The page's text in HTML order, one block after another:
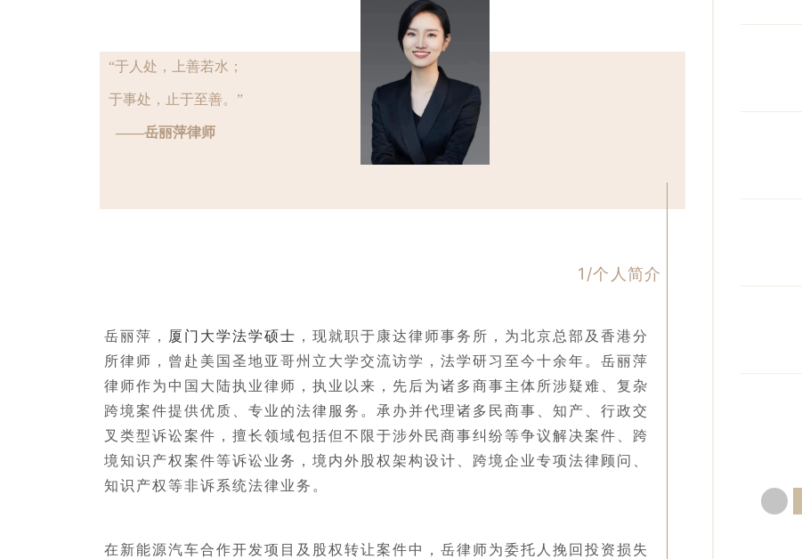
“于人处， 上善若水；
于事处， 止于至善。 ”
——岳丽萍律师
1/个 人 简介
岳丽萍， 厦门大学法学硕士 ，现就职于康达律师事务所，为北京总部及香港分
所律师，曾赴美国圣地亚哥州立大学交流访学，法学研习至今十余年。岳丽萍
律师作为中国大陆执业律师，执业以来，先后为诸多商事主体所涉疑难、复杂
跨境案件提供优质、专业的法律服务。承办并代理诸多民商事、知产、行政交
叉类型诉讼案件，擅长领域包括但不限于涉外民商事纠纷等争议解决案件、跨
境知识产权案件等诉讼业务，境内外股权架构设计、跨境企业专项法律顾问、
知识产权等非诉系统法律业务。
在新能源汽车合作开发项目及股权转让案件中，岳律师为委托人挽回投资损失